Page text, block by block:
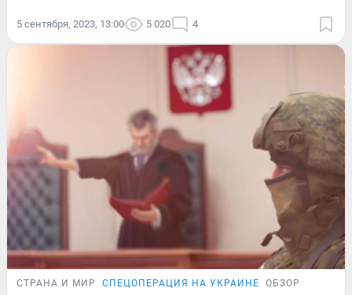
5 сентября, 2023, 13:00 5 020 4
СТРАНА И МИР СПЕЦОПЕРАЦИЯ НА УКРАИНЕ ОБЗОР